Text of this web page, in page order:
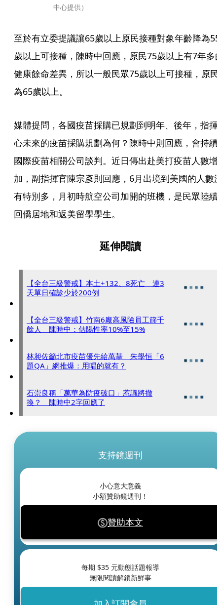
中心提供）
至於有立委提議讓65歲以上原民接種對象年齡降為55
歲以上可接種，陳時中回應，原民75歲以上有7年多
健康餘命差異，所以一般民眾75歲以上可接種，原民
為65歲以上。
媒體提問，各國疫苗採購已規劃到明年、後年，指揮
心未來的疫苗採購規劃為何？陳時中則回應，會持續
國際疫苗相關公司談判。近日傳出赴美打疫苗人數增
加，副指揮官陳宗彥則回應，6月出境到美國的人數
有特別多，月初時航空公司加開的班機，是民眾陸續
回僑居地和返美留學學生。
延伸閱讀
【全台三級警戒】本土+132、8死亡 連3
天單日確診少於200例
【全台三級警戒】竹南6廠高風險員工篩千
餘人 陳時中：估陽性率10%至15%
林昶佐籲北市疫苗優先給萬華 朱學恒「6
題QA」網推爆：用唱的就有？
石崇良稱「萬華為防疫破口」惹議將撤
換？ 陳時中2字回應了
支持鏡週刊
小心意大意義
小額贊助鏡週刊！
贊助本文
每期 $35 元動態話題報導
無限閱讀解鎖新鮮事